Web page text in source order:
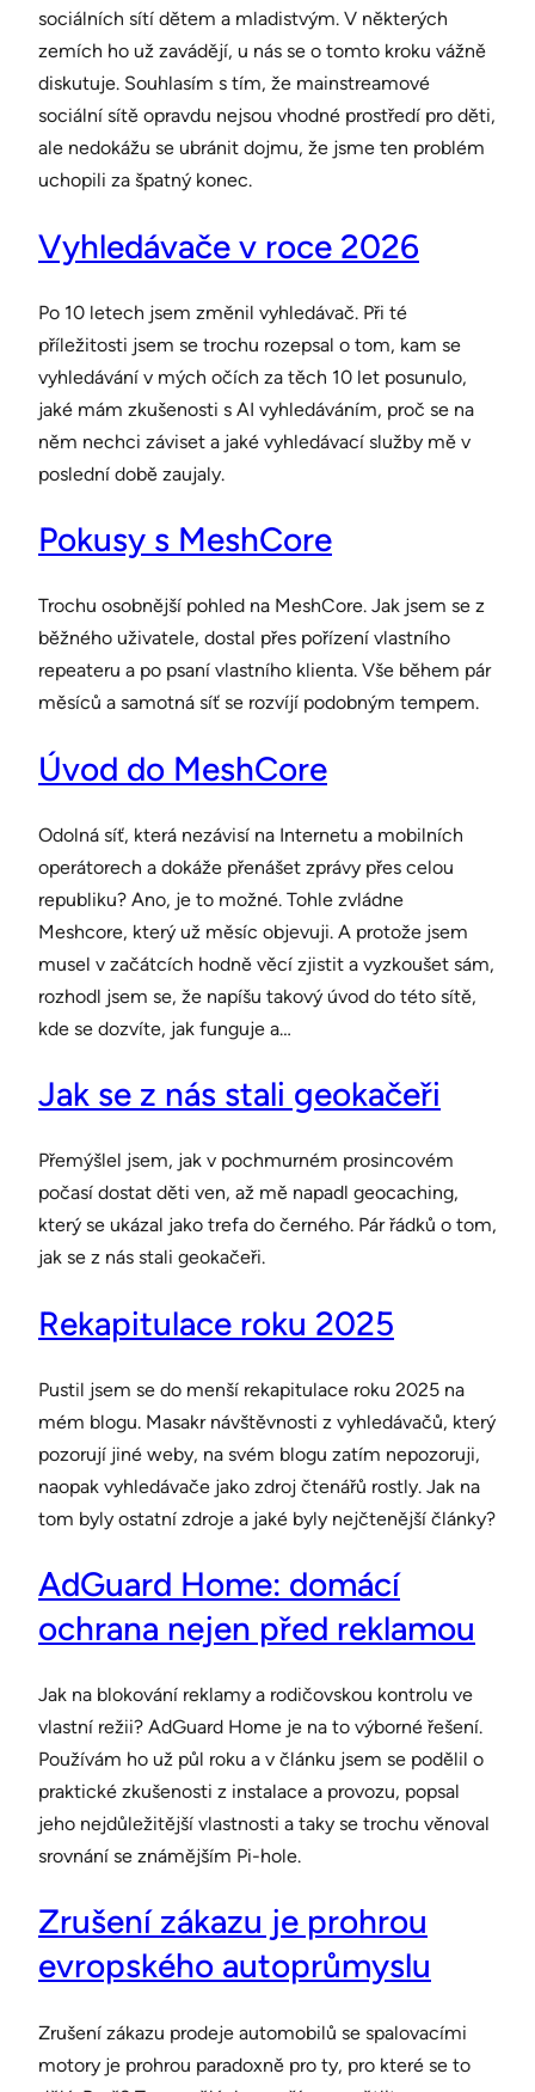
sociálních sítí dětem a mladistvým. V některých
zemích ho už zavádějí, u nás se o tomto kroku vážně
diskutuje. Souhlasím s tím, že mainstreamové
sociální sítě opravdu nejsou vhodné prostředí pro děti,
ale nedokážu se ubránit dojmu, že jsme ten problém
uchopili za špatný konec.
Vyhledávače v roce 2026
Po 10 letech jsem změnil vyhledávač. Při té
příležitosti jsem se trochu rozepsal o tom, kam se
vyhledávání v mých očích za těch 10 let posunulo,
jaké mám zkušenosti s AI vyhledáváním, proč se na
něm nechci záviset a jaké vyhledávací služby mě v
poslední době zaujaly.
Pokusy s MeshCore
Trochu osobnější pohled na MeshCore. Jak jsem se z
běžného uživatele, dostal přes pořízení vlastního
repeateru a po psaní vlastního klienta. Vše během pár
měsíců a samotná síť se rozvíjí podobným tempem.
Úvod do MeshCore
Odolná síť, která nezávisí na Internetu a mobilních
operátorech a dokáže přenášet zprávy přes celou
republiku? Ano, je to možné. Tohle zvládne
Meshcore, který už měsíc objevuji. A protože jsem
musel v začátcích hodně věcí zjistit a vyzkoušet sám,
rozhodl jsem se, že napíšu takový úvod do této sítě,
kde se dozvíte, jak funguje a…
Jak se z nás stali geokačeři
Přemýšlel jsem, jak v pochmurném prosincovém
počasí dostat děti ven, až mě napadl geocaching,
který se ukázal jako trefa do černého. Pár řádků o tom,
jak se z nás stali geokačeři.
Rekapitulace roku 2025
Pustil jsem se do menší rekapitulace roku 2025 na
mém blogu. Masakr návštěvnosti z vyhledávačů, který
pozorují jiné weby, na svém blogu zatím nepozoruji,
naopak vyhledávače jako zdroj čtenářů rostly. Jak na
tom byly ostatní zdroje a jaké byly nejčtenější články?
AdGuard Home: domácí
ochrana nejen před reklamou
Jak na blokování reklamy a rodičovskou kontrolu ve
vlastní režii? AdGuard Home je na to výborné řešení.
Používám ho už půl roku a v článku jsem se podělil o
praktické zkušenosti z instalace a provozu, popsal
jeho nejdůležitější vlastnosti a taky se trochu věnoval
srovnání se známějším Pi-hole.
Zrušení zákazu je prohrou
evropského autoprůmyslu
Zrušení zákazu prodeje automobilů se spalovacími
motory je prohrou paradoxně pro ty, pro které se to